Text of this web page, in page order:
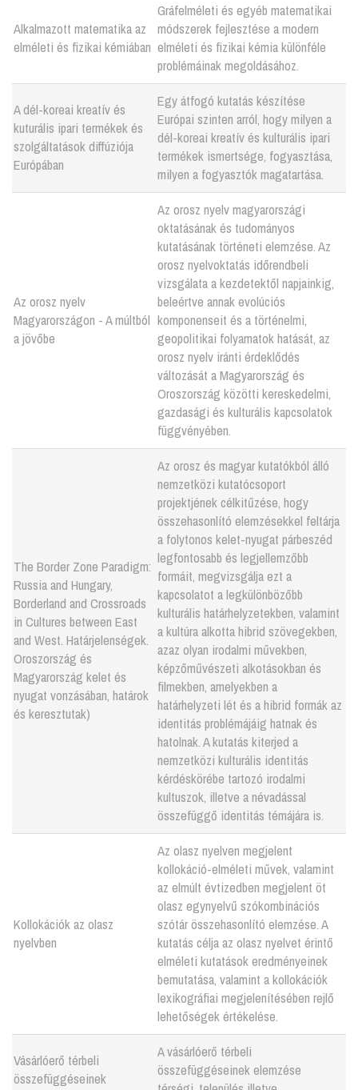
Alkalmazott matematika az
elméleti és fizikai kémiában
Gráfelméleti és egyéb matematikai
módszerek fejlesztése a modern
elméleti és fizikai kémia különféle
problémáinak megoldásához.
A dél-koreai kreatív és
kuturális ipari termékek és
szolgáltatások diffúziója
Európában
Egy átfogó kutatás készítése
Európai szinten arról, hogy milyen a
dél-koreai kreatív és kulturális ipari
termékek ismertsége, fogyasztása,
milyen a fogyasztók magatartása.
Az orosz nyelv
Magyarországon - A múltból
a jövőbe
Az orosz nyelv magyarországi
oktatásának és tudományos
kutatásának történeti elemzése. Az
orosz nyelvoktatás időrendbeli
vizsgálata a kezdetektől napjainkig,
beleértve annak evolúciós
komponenseit és a történelmi,
geopolitikai folyamatok hatását, az
orosz nyelv iránti érdeklődés
változását a Magyarország és
Oroszország közötti kereskedelmi,
gazdasági és kulturális kapcsolatok
függvényében.
The Border Zone Paradigm:
Russia and Hungary,
Borderland and Crossroads
in Cultures between East
and West. Határjelenségek.
Oroszország és
Magyarország kelet és
nyugat vonzásában, határok
és keresztutak)
Az orosz és magyar kutatókból álló
nemzetközi kutatócsoport
projektjének célkitűzése, hogy
összehasonlító elemzésekkel feltárja
a folytonos kelet-nyugat párbeszéd
legfontosabb és legjellemzőbb
formáit, megvizsgálja ezt a
kapcsolatot a legkülönbözőbb
kulturális határhelyzetekben, valamint
a kultúra alkotta hibrid szövegekben,
azaz olyan irodalmi művekben,
képzőművészeti alkotásokban és
filmekben, amelyekben a
határhelyzeti lét és a hibrid formák az
identitás problémájáig hatnak és
hatolnak. A kutatás kiterjed a
nemzetközi kulturális identitás
kérdéskörébe tartozó irodalmi
kultuszok, illetve a névadással
összefüggő identitás témájára is.
Kollokációk az olasz
nyelvben
Az olasz nyelven megjelent
kollokáció-elméleti művek, valamint
az elmúlt évtizedben megjelent öt
olasz egynyelvű szókombinációs
szótár összehasonlító elemzése. A
kutatás célja az olasz nyelvet érintő
elméleti kutatások eredményeinek
bemutatása, valamint a kollokációk
lexikográfiai megjelenítésében rejlő
lehetőségek értékelése.
Vásárlóerő térbeli
összefüggéseinek
A vásárlóerő térbeli
összefüggéseinek elemzése